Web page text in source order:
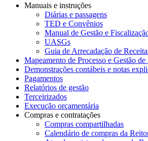
Manuais e instruções
Diárias e passagens
TED e Convênios
Manual de Gestão e
UASGs
Guia de Arrecadação de
Mapeamento de Processo e Gestão de
Demonstrações contábeis e notas
Pagamentos
Relatórios de gestão
Terceirizados
Execução orçamentária
Compras e contratações
Compras compartilhadas
Calendário de compras da